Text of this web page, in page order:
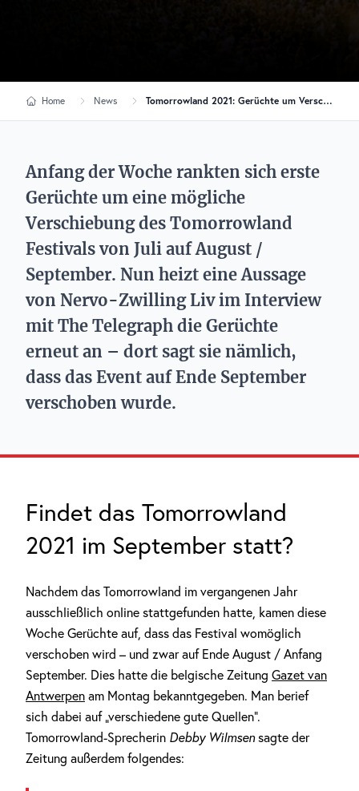
Home News Tomorrowland 2021: Gerüchte um Verschiebung in den September
Anfang der Woche rankten sich erste
Gerüchte um eine mögliche
Verschiebung des Tomorrowland
Festivals von Juli auf August /
September. Nun heizt eine Aussage
von Nervo-Zwilling Liv im Interview
mit The Telegraph die Gerüchte
erneut an – dort sagt sie nämlich,
dass das Event auf Ende September
verschoben wurde.
Findet das Tomorrowland
2021 im September statt?
Nachdem das Tomorrowland im vergangenen Jahr
ausschließlich online stattgefunden hatte, kamen diese
Woche Gerüchte auf, dass das Festival womöglich
verschoben wird – und zwar auf Ende August / Anfang
September. Dies hatte die belgische Zeitung Gazet van
Antwerpen am Montag bekanntgegeben. Man berief
sich dabei auf „verschiedene gute Quellen“.
Tomorrowland-Sprecherin Debby Wilmsensagte der
Zeitung außerdem folgendes: